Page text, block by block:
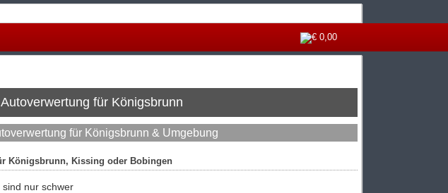
€ 0,00
Autoverwertung für Königsbrunn
für Königsbrunn & Umgebung
Königsbrunn, Kissing oder Bobingen
nur schwer